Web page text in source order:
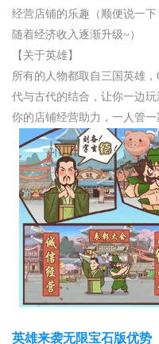
经营店铺的乐趣（顺便说一
随着经济收入逐渐升级~）
【关于英雄】
所有的人物都取自三国英雄
代与古代的结合，让你一边
你的店铺经营助力，一人管
英雄来袭无限宝石版优势